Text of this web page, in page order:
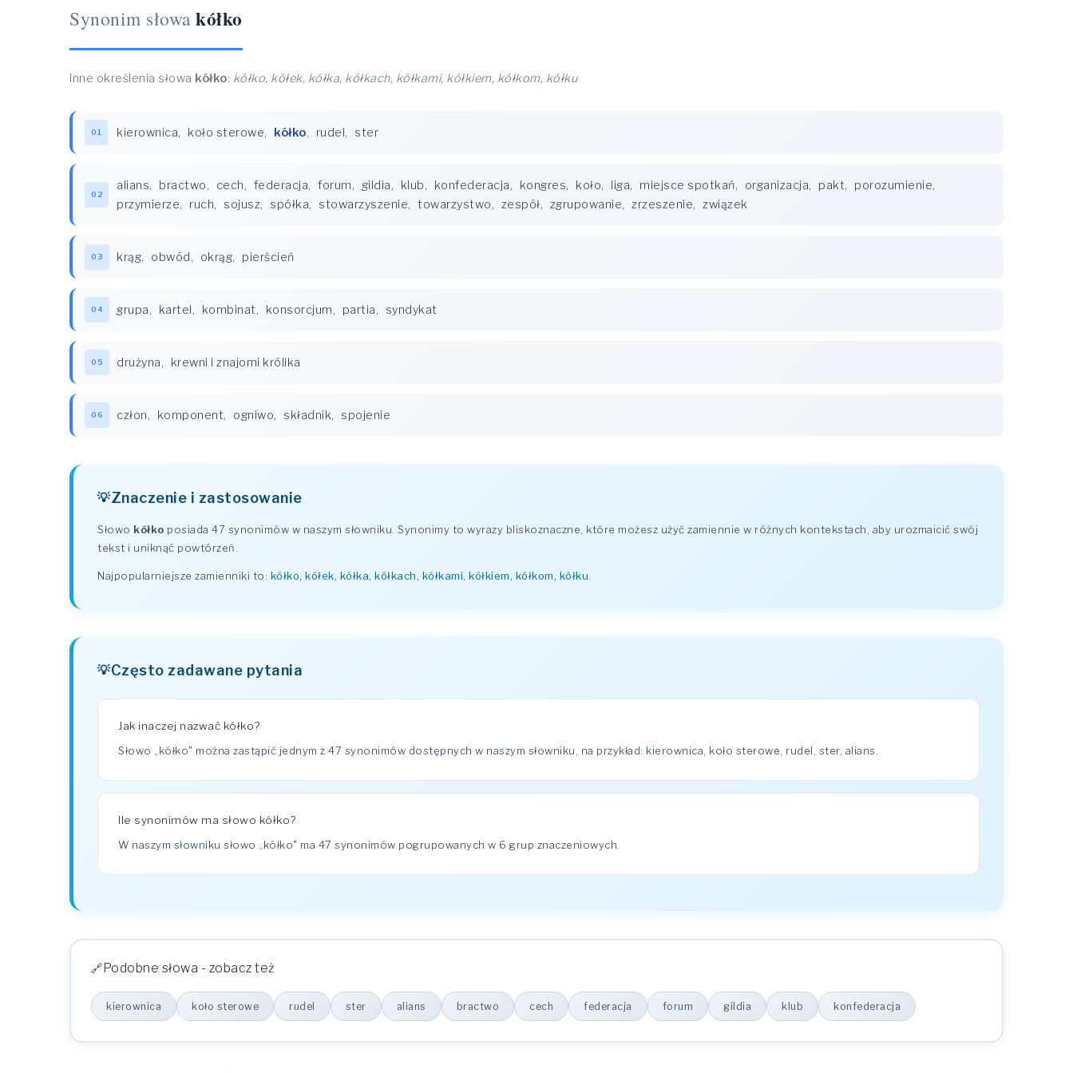
Synonim słowa kółko
Inne określenia słowa kółko: kółko, kółek, kółka, kółkach, kółkami, kółkiem, kółkom, kółku
01 kierownica, koło sterowe, kółko, rudel, ster
02
alians, bractwo, cech, federacja, forum, gildia, klub, konfederacja, kongres, koło, liga, miejsce spotkań, organizacja, pakt, porozumienie,
przymierze, ruch, sojusz, spółka, stowarzyszenie, towarzystwo, zespół, zgrupowanie, zrzeszenie, związek
03 krąg, obwód, okrąg, pierścień
04 grupa, kartel, kombinat, konsorcjum, partia, syndykat
05 drużyna, krewni i znajomi królika
06 człon, komponent, ogniwo, składnik, spojenie
Znaczenie i zastosowanie
Słowo kółko posiada 47 synonimów w naszym słowniku. Synonimy to wyrazy bliskoznaczne, które możesz użyć zamiennie w różnych kontekstach, aby urozmaicić swój
tekst i uniknąć powtórzeń.
Najpopularniejsze zamienniki to: kółko, kółek, kółka, kółkach, kółkami, kółkiem, kółkom, kółku
Często zadawane pytania
Jak inaczej nazwać kółko?
Słowo „kółko" można zastąpić jednym z 47 synonimów dostępnych w naszym słowniku, na przykład: kierownica, koło sterowe, rudel, ster, alians.
Ile synonimów ma słowo kółko?
W naszym słowniku słowo „kółko" ma 47 synonimów pogrupowanych w 6 grup znaczeniowych.
Podobne słowa - zobacz też
kierownica koło sterowe rudel ster alians bractwo cech federacja forum gildia klub konfederacja